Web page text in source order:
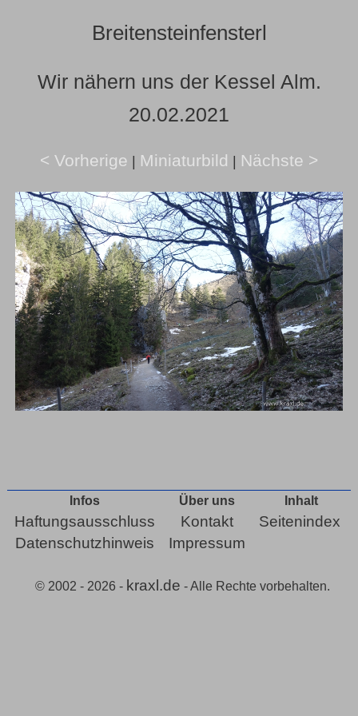
Breitensteinfensterl
Wir nähern uns der Kessel Alm.
20.02.2021
< Vorherige | Miniaturbild | Nächste >
Infos
Haftungsausschluss
Datenschutzhinweis
Über uns
Kontakt
Impressum
Inhalt
Seitenindex
© 2002 - 2026 - kraxl.de - Alle Rechte vorbehalten.